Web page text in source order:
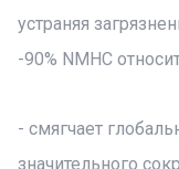
устраняя
-90% NMHC
- смягчает
значительного